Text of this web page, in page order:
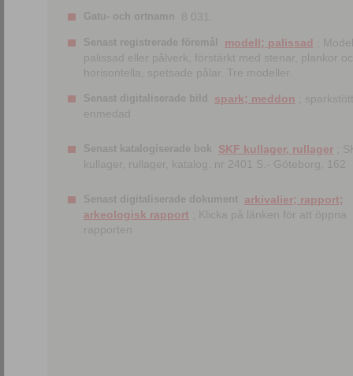
Gatu- och ortnamn 8 031.
Senast registrerade föremål modell; palissad
;
palissad eller pålverk, förstärkt med stenar, plankor
horisontella, spetsade pålar. Tre modeller.
Senast digitaliserade bild spark; meddon ;
enmedad
Senast katalogiserade bok SKF kullager, rullager ;
kullager, rullager, katalog. nr 2401 S.- Göteborg, 162
Senast digitaliserade dokument arkivalier; rapport;
arkeologisk rapport ; Klicka på länken för att öppna
rapporten